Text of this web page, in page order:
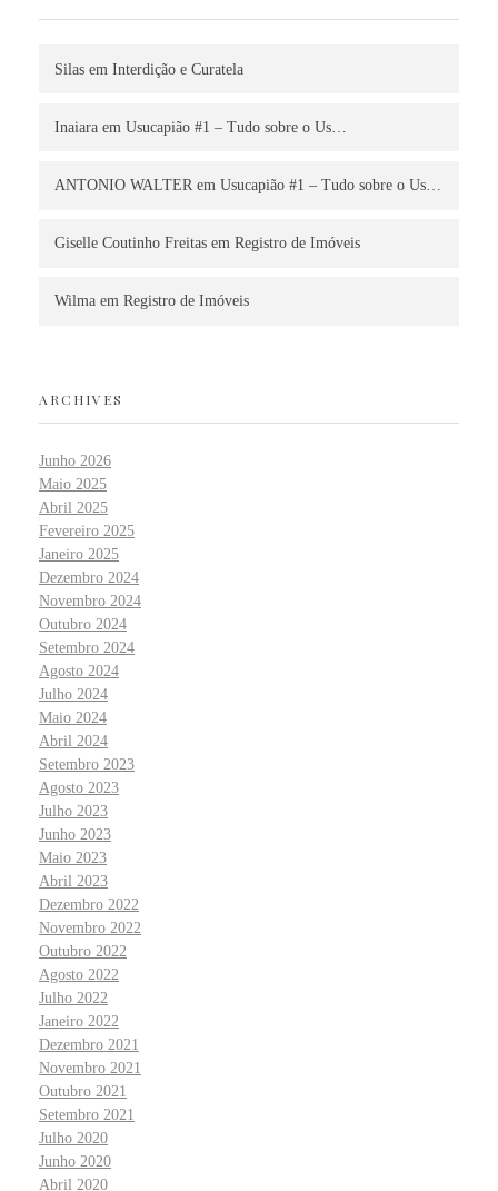
Silas em Interdição e Curatela
Inaiara em Usucapião #1 – Tudo sobre o Us…
ANTONIO WALTER em Usucapião #1 – Tudo sobre o Us…
Giselle Coutinho Freitas em Registro de Imóveis
Wilma em Registro de Imóveis
ARCHIVES
Junho 2026
Maio 2025
Abril 2025
Fevereiro 2025
Janeiro 2025
Dezembro 2024
Novembro 2024
Outubro 2024
Setembro 2024
Agosto 2024
Julho 2024
Maio 2024
Abril 2024
Setembro 2023
Agosto 2023
Julho 2023
Junho 2023
Maio 2023
Abril 2023
Dezembro 2022
Novembro 2022
Outubro 2022
Agosto 2022
Julho 2022
Janeiro 2022
Dezembro 2021
Novembro 2021
Outubro 2021
Setembro 2021
Julho 2020
Junho 2020
Abril 2020